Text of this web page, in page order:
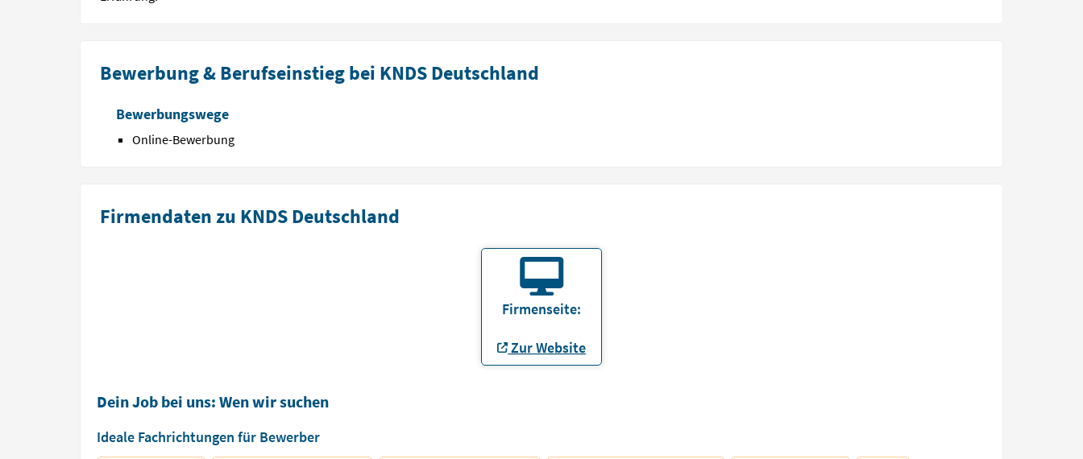
Bewerbung & Berufseinstieg bei KNDS Deutschland
Bewerbungswege
Online-Bewerbung
Firmendaten zu KNDS Deutschland
Firmenseite:
Zur Website
Dein Job bei uns: Wen wir suchen
Ideale Fachrichtungen für Bewerber